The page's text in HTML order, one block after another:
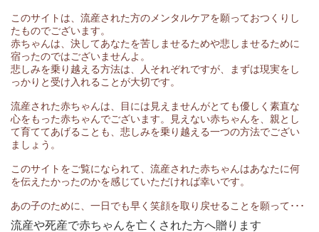
このサイトは、流産された方のメンタルケアを願っておつくりし
たものでございます。
赤ちゃんは、決してあなたを苦しませるためや悲しませるために
宿ったのではございませんよ。
悲しみを乗り越える方法は、人それぞれですが、まずは現実をし
っかりと受け入れることが大切です。
流産された赤ちゃんは、目には見えませんがとても優しく素直な
心をもった赤ちゃんでございます。見えない赤ちゃんを、親とし
て育ててあげることも、悲しみを乗り越える一つの方法でござい
ましょう。
このサイトをご覧になられて、流産された赤ちゃんはあなたに何
を伝えたかったのかを感じていただければ幸いです。
あの子のために、一日でも早く笑顔を取り戻せることを願って･･･
流産や死産で赤ちゃんを亡くされた方へ贈ります